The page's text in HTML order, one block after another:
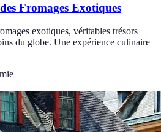
Fromages Exotiques
exotiques, véritables trésors
du globe. Une expérience culinaire